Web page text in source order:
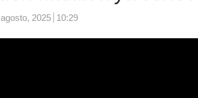
2025 10:29